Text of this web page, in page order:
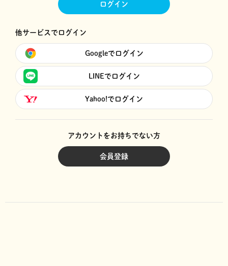
ログイン
他サービスでログイン
Googleでログイン
LINEでログイン
Yahoo!でログイン
アカウントをお持ちでない方
会員登録